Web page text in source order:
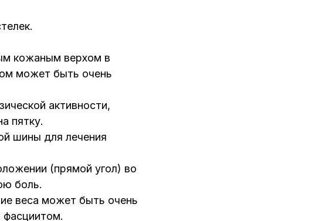
кожаным верхом в
может быть очень
активности,
пятку.
шины для лечения
(прямой угол) во
боль.
веса может быть очень
фасциитом.